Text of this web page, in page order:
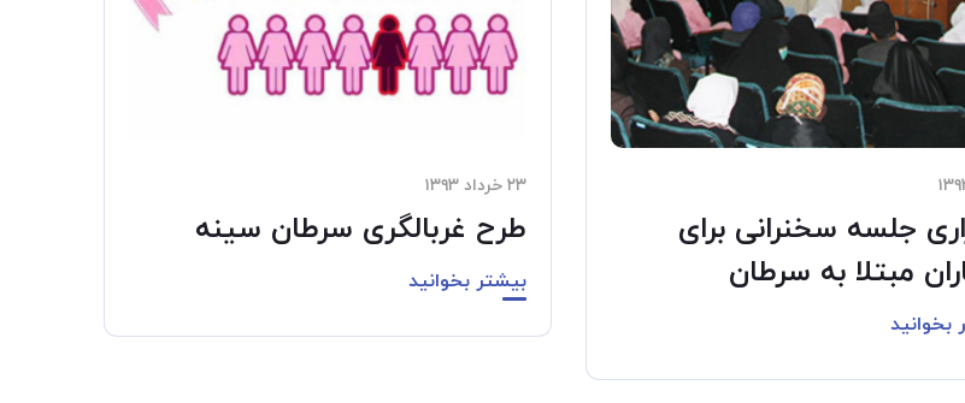
جلسه سخنرانی برای
مبتلا به سرطان
بخوانید
۲۳ خرداد ۱۳۹۳
طرح غربالگری سرطان سینه
بیشتر بخوانید